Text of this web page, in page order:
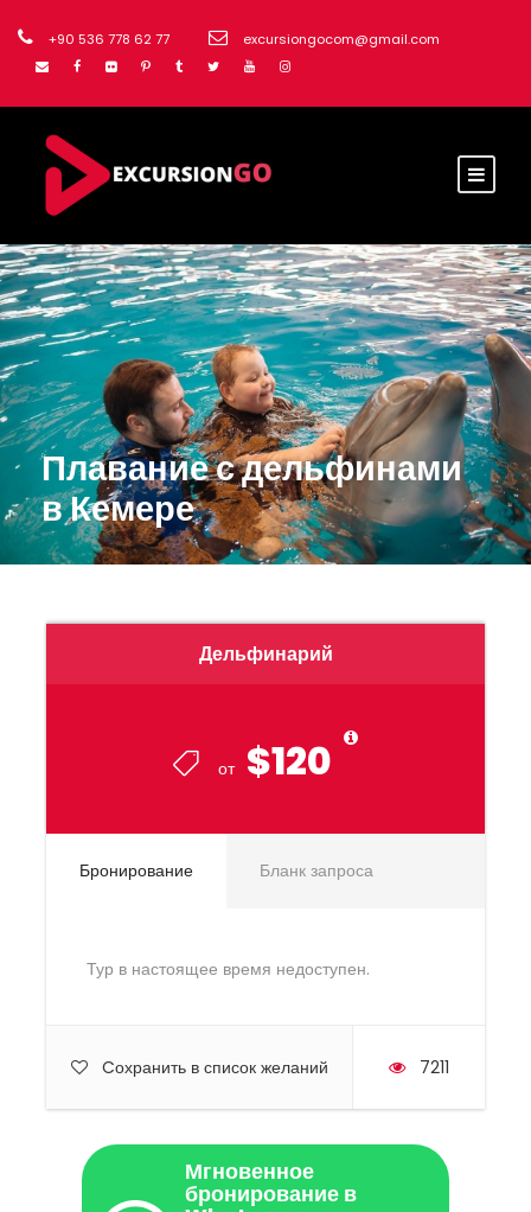
+90 536 778 62 77 excursiongocom@gmail.com
Плавание с дельфинами
в Кемере
Дельфинарий
от $120
Бронирование Бланк запроса
Тур в настоящее время недоступен.
Cохранить в список желаний 7211
Мгновенное
бронирование в